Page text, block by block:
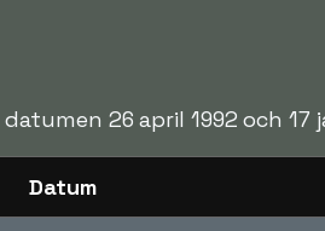
26 april 1992 och 17
Datum